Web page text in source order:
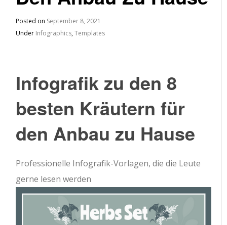
Posted on September 8, 2021
Under Infographics,Templates
Infografik zu den 8
besten Kräutern für
den Anbau zu Hause
Professionelle Infografik-Vorlagen, die die Leute
gerne lesen werden